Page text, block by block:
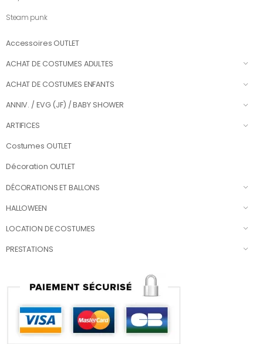
Steam punk
Accessoires OUTLET
ACHAT DE COSTUMES ADULTES
ACHAT DE COSTUMES ENFANTS
ANNIV. / EVG (JF) / BABY SHOWER
ARTIFICES
Costumes OUTLET
Décoration OUTLET
DÉCORATIONS ET BALLONS
HALLOWEEN
LOCATION DE COSTUMES
PRESTATIONS